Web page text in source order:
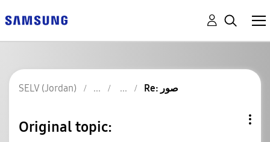
SELV (Jordan) Re: صور
Original topic: